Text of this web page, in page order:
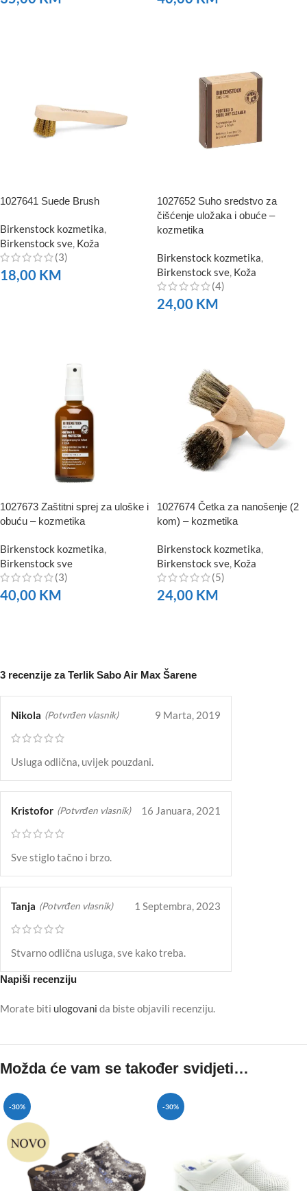
1027641 Suede Brush
Birkenstock kozmetika,
Birkenstock sve, Koža
(3)
18,00 KM
1027652 Suho sredstvo za
čišćenje uložaka i obuće –
kozmetika
Birkenstock kozmetika,
Birkenstock sve, Koža
(4)
24,00 KM
1027673 Zaštitni sprej za uloške i
obuću – kozmetika
Birkenstock kozmetika,
Birkenstock sve
(3)
40,00 KM
1027674 Četka za nanošenje (2
kom) – kozmetika
Birkenstock kozmetika,
Birkenstock sve, Koža
(5)
24,00 KM
3 recenzije zaTerlik Sabo Air Max Šarene
Nikola (Potvrđen vlasnik) 9 Marta, 2019
Usluga odlična, uvijek pouzdani.
Kristofor (Potvrđen vlasnik) 16 Januara, 2021
Sve stiglo tačno i brzo.
Tanja (Potvrđen vlasnik) 1 Septembra, 2023
Stvarno odlična usluga, sve kako treba.
Napiši recenziju
Morate biti ulogovani da biste objavili recenziju.
Možda će vam se također svidjeti…
-30% -30%